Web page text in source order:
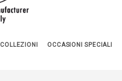
COLLEZIONI OCCASIONI SPECIALI